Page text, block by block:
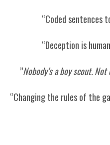
“Coded sentences
“Deception is
”Nobody’s a boy scout.
“Changing the rules of the